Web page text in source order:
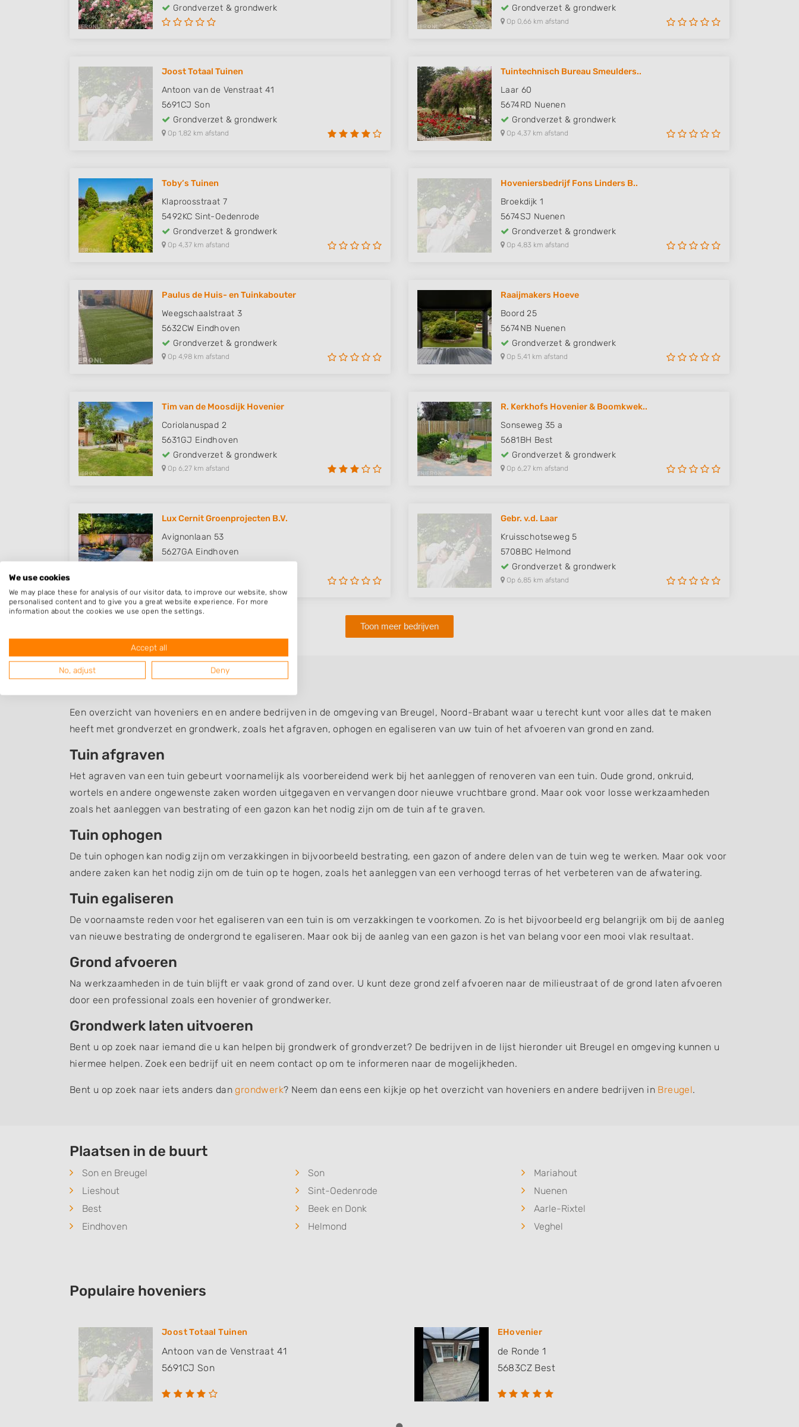
Grondverzet & grondwerk
Grondverzet & grondwerk
Op 0,66 km afstand
Joost Totaal Tuinen
Antoon van de Venstraat 41
5691CJ Son
Grondverzet & grondwerk
Op 1,82 km afstand
Tuintechnisch Bureau Smeulders..
Laar 60
5674RD Nuenen
Grondverzet & grondwerk
Op 4,37 km afstand
Toby’s Tuinen
Klaproosstraat 7
5492KC Sint-Oedenrode
Grondverzet & grondwerk
Op 4,37 km afstand
Hoveniersbedrijf Fons Linders B..
Broekdijk 1
5674SJ Nuenen
Grondverzet & grondwerk
Op 4,83 km afstand
Paulus de Huis- en Tuinkabouter
Weegschaalstraat 3
5632CW Eindhoven
Grondverzet & grondwerk
Op 4,98 km afstand
Raaijmakers Hoeve
Boord 25
5674NB Nuenen
Grondverzet & grondwerk
Op 5,41 km afstand
Tim van de Moosdijk Hovenier
Coriolanuspad 2
5631GJ Eindhoven
Grondverzet & grondwerk
Op 6,27 km afstand
R. Kerkhofs Hovenier & Boomkwek..
Sonseweg 35 a
5681BH Best
Grondverzet & grondwerk
Op 6,27 km afstand
Lux Cernit Groenprojecten B.V.
Avignonlaan 53
5627GA Eindhoven
Gebr. v.d. Laar
Kruisschotseweg 5
5708BC Helmond
Grondverzet & grondwerk
Op 6,85 km afstand
Toon meer bedrijven
Grondverzet Breugel
Een overzicht van hoveniers en en andere bedrijven in de omgeving van Breugel, Noord-Brabant waar u terecht kunt voor alles dat te maken
heeft met grondverzet en grondwerk, zoals het afgraven, ophogen en egaliseren van uw tuin of het afvoeren van grond en zand.
Tuin afgraven
Het agraven van een tuin gebeurt voornamelijk als voorbereidend werk bij het aanleggen of renoveren van een tuin. Oude grond, onkruid,
wortels en andere ongewenste zaken worden uitgegaven en vervangen door nieuwe vruchtbare grond. Maar ook voor losse werkzaamheden
zoals het aanleggen van bestrating of een gazon kan het nodig zijn om de tuin af te graven.
Tuin ophogen
De tuin ophogen kan nodig zijn om verzakkingen in bijvoorbeeld bestrating, een gazon of andere delen van de tuin weg te werken. Maar ook voor
andere zaken kan het nodig zijn om de tuin op te hogen, zoals het aanleggen van een verhoogd terras of het verbeteren van de afwatering.
Tuin egaliseren
De voornaamste reden voor het egaliseren van een tuin is om verzakkingen te voorkomen. Zo is het bijvoorbeeld erg belangrijk om bij de aanleg
van nieuwe bestrating de ondergrond te egaliseren. Maar ook bij de aanleg van een gazon is het van belang voor een mooi vlak resultaat.
Grond afvoeren
Na werkzaamheden in de tuin blijft er vaak grond of zand over. U kunt deze grond zelf afvoeren naar de milieustraat of de grond laten afvoeren
door een professional zoals een hovenier of grondwerker.
Grondwerk laten uitvoeren
Bent u op zoek naar iemand die u kan helpen bij grondwerk of grondverzet? De bedrijven in de lijst hieronder uit Breugel en omgeving kunnen u
hiermee helpen. Zoek een bedrijf uit en neem contact op om te informeren naar de mogelijkheden.
Bent u op zoek naar iets anders dangrondwerk? Neem dan eens een kijkje op het overzicht van hoveniers en andere bedrijven in Breugel.
Plaatsen in de buurt
Son en Breugel Son
Mariahout
Lieshout
Sint-Oedenrode
Nuenen
Best
Beek en Donk
Aarle-Rixtel
Eindhoven
Helmond Veghel
Populaire hoveniers
Joost Totaal Tuinen
Antoon van de Venstraat 41
5691CJ Son
EHovenier
de Ronde 1
5683CZ Best
We use cookies
We may place these for analysis of our visitor data, to improve our website, show
personalised content and to give you a great website experience. For more
information about the cookies we use open the settings.
Accept all
No, adjust Deny